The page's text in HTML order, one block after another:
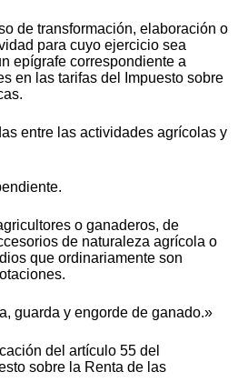
de transformación, elaboración o
para cuyo ejercicio sea
epígrafe correspondiente a
en las tarifas del Impuesto sobre
entre las actividades agrícolas y
o ganaderos, de
de naturaleza agrícola o
que ordinariamente son
guarda y engorde de ganado.»
del artículo 55 del
sobre la Renta de las